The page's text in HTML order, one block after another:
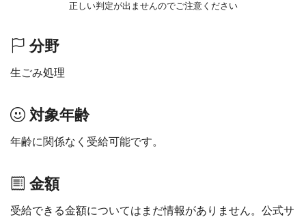
正しい判定が出ませんのでご注意ください
分野
生ごみ処理
対象年齢
年齢に関係なく受給可能です。
金額
受給できる金額についてはまだ情報がありません。公式サ